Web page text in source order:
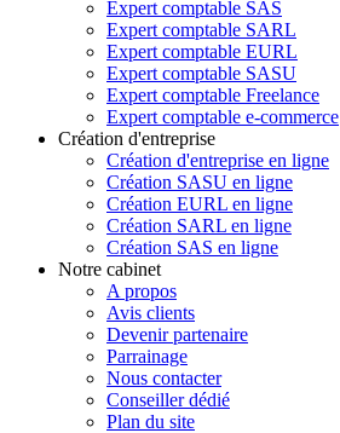
Expert comptable SAS
Expert comptable SARL
Expert comptable EURL
Expert comptable SASU
Expert comptable Freelance
Expert comptable e-commerce
Création d'entreprise
Création d'entreprise en ligne
Création SASU en ligne
Création EURL en ligne
Création SARL en ligne
Création SAS en ligne
Notre cabinet
A propos
Avis clients
Devenir partenaire
Parrainage
Nous contacter
Conseiller dédié
Plan du site